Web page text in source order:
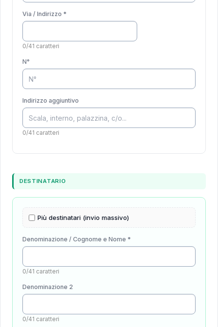
Via / Indirizzo *
0/41 caratteri
N°
Indirizzo aggiuntivo
0/41 caratteri
DESTINATARIO
Più destinatari (invio massivo)
Denominazione / Cognome e Nome *
0/41 caratteri
Denominazione 2
0/41 caratteri